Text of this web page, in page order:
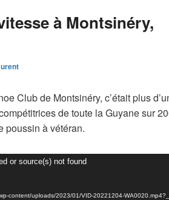
à Montsinéry,
Club de Montsinéry, c’était plus
de toute la Guyane sur
poussin à vétéran.
or source(s) not found
content/uploads/2023/01/VID-20221204-